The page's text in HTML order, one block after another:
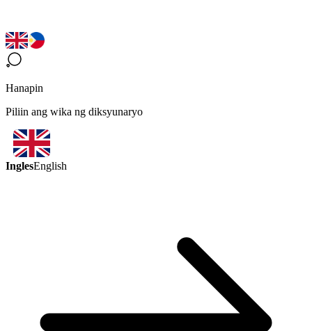
Hanapin
Piliin ang wika ng diksyunaryo
InglesEnglish